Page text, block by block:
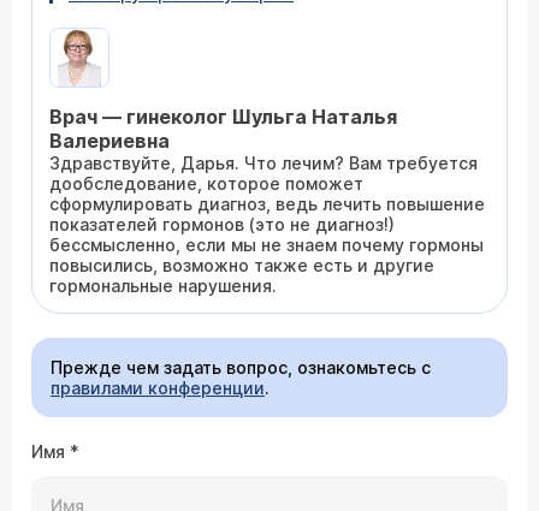
Врач — гинеколог Шульга Наталья
Валериевна
Здравствуйте, Дарья. Что лечим? Вам требуется
дообследование, которое поможет
сформулировать диагноз, ведь лечить повышение
показателей гормонов (это не диагноз!)
бессмысленно, если мы не знаем почему гормоны
повысились, возможно также есть и другие
гормональные нарушения.
Прежде чем задать вопрос, ознакомьтесь с
правилами конференции.
Имя *